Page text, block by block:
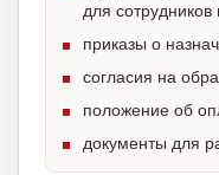
для
приказы о
согласия на
положение об
документы для